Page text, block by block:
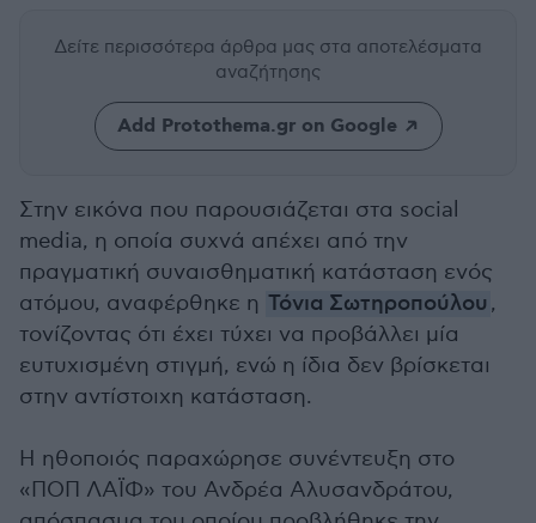
Δείτε περισσότερα άρθρα μας στα αποτελέσματα
αναζήτησης
Add Protothema.gr on Google
Στην εικόνα που παρουσιάζεται στα social
media, η οποία συχνά απέχει από την
πραγματική συναισθηματική κατάσταση ενός
ατόμου, αναφέρθηκε η Τόνια Σωτηροπούλου ,
τονίζοντας ότι έχει τύχει να προβάλλει μία
ευτυχισμένη στιγμή, ενώ η ίδια δεν βρίσκεται
στην αντίστοιχη κατάσταση.
Η ηθοποιός παραχώρησε συνέντευξη στο
«ΠΟΠ ΛΑΪΦ» του Ανδρέα Αλυσανδράτου,